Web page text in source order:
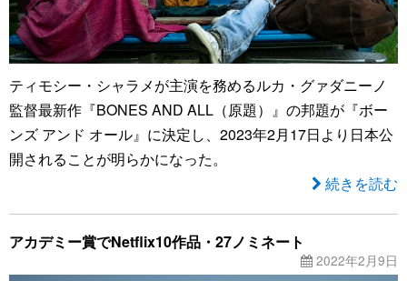
ティモシー・シャラメが主演を務めるルカ・グァダニーノ
監督最新作『BONES AND ALL（原題）』の邦題が『ボー
ンズ アンド オール』に決定し、2023年2月17日より日本公
開されることが明らかになった。
続きを読む
アカデミー賞でNetflix10作品・27ノミネート
2022年2月9日